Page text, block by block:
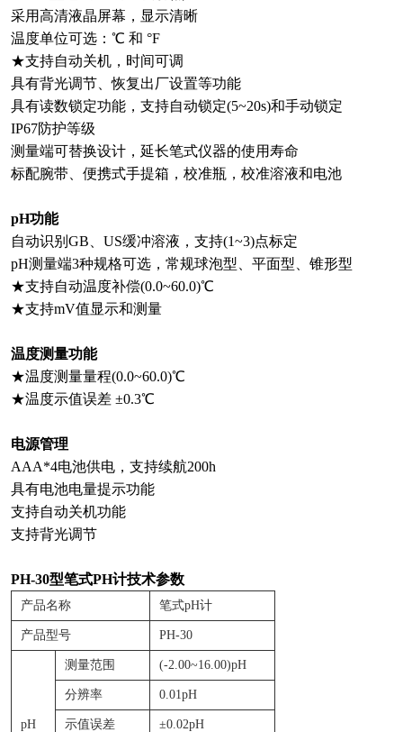
采用高清液晶屏幕，显示清晰
温度单位可选：℃ 和 °F
★支持自动关机，时间可调
具有背光调节、恢复出厂设置等功能
具有读数锁定功能，支持自动锁定(5~20s)和手动锁定
IP67防护等级
测量端可替换设计，延长笔式仪器的使用寿命
标配腕带、便携式手提箱，校准瓶，校准溶液和电池
pH功能
自动识别GB、US缓冲溶液，支持(1~3)点标定
pH测量端3种规格可选，常规球泡型、平面型、锥形型
★支持自动温度补偿(0.0~60.0)℃
★支持mV值显示和测量
温度测量功能
★温度测量量程(0.0~60.0)℃
★温度示值误差 ±0.3℃
电源管理
AAA*4电池供电，支持续航200h
具有电池电量提示功能
支持自动关机功能
支持背光调节
PH-30型笔式PH计技术参数
产品名称 笔式pH计
产品型号 PH-30
pH
测量范围 (-2.00~16.00)pH
分辨率 0.01pH
示值误差 ±0.02pH